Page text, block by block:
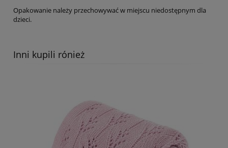
Opakowanie należy przechowywać w miejscu niedostępnym dla
dzieci.
Inni kupili rónież